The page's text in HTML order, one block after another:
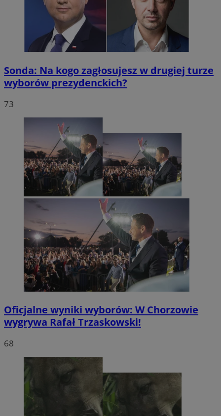
Sonda: Na kogo zagłosujesz w drugiej turze
wyborów prezydenckich?
73
Oficjalne wyniki wyborów: W Chorzowie
wygrywa Rafał Trzaskowski!
68